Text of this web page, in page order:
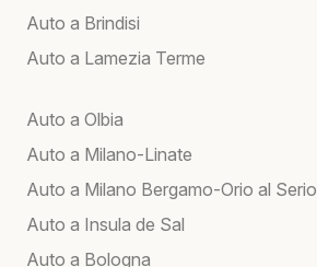
Auto a Brindisi
Auto a Lamezia Terme
Auto a Olbia
Auto a Milano-Linate
Auto a Milano Bergamo-Orio al Serio
Auto a Insula de Sal
Auto a Bologna